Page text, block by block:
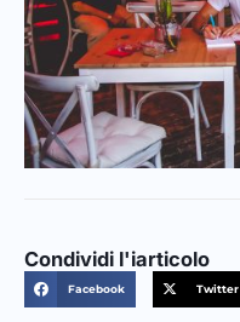
Condividi l'iarticolo
Facebook Twitter